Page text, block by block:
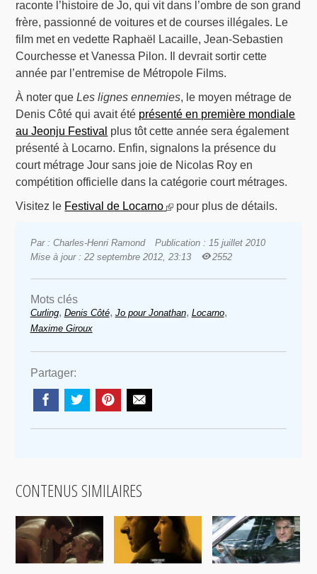
raconte l’histoire de Jo, qui vit dans l’ombre de son grand
frère, passionné de voitures et de courses illégales. Le
film met en vedette Raphaël Lacaille, Jean-Sebastien
Courchesse et Vanessa Pilon. Il devrait sortir cette
année par l’entremise de Métropole Films.
À noter queLes lignes ennemies, le moyen métrage de
Denis Côté qui avait été présenté en première mondiale
au Jeonju Festival plus tôt cette année sera également
présenté à Locarno. Enfin, signalons la présence du
court métrage Jour sans joie de Nicolas Roy en
compétition officielle dans la catégorie court métrages.
Visitez le Festival de Locarno pour plus de détails.
Par : Charles-Henri Ramond
Publication : 15 juillet 2010
Mise à jour : 22 septembre 2012, 23:13
2552
Mots clés
Curling, Denis Côté, Jo pour Jonathan, Locarno,
Maxime Giroux
Partager:
CONTENUS SIMILAIRES